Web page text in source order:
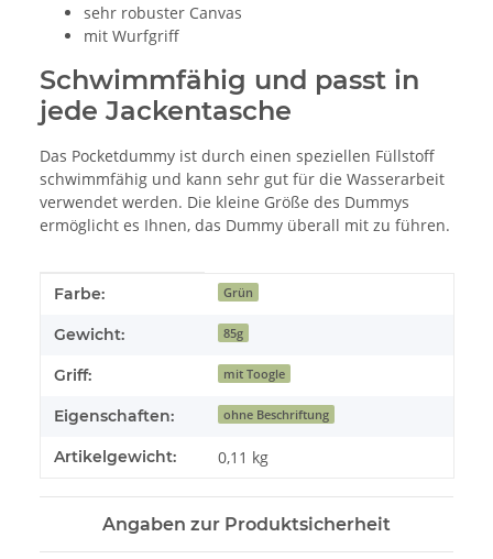
sehr robuster Canvas
mit Wurfgriff
Schwimmfähig und passt in
jede Jackentasche
Das Pocketdummy ist durch einen speziellen Füllstoff
schwimmfähig und kann sehr gut für die Wasserarbeit
verwendet werden. Die kleine Größe des Dummys
ermöglicht es Ihnen, das Dummy überall mit zu führen.
Produkteigenschaft
Wert
Farbe: Grün
Gewicht: 85g
Griff: mit Toogle
Eigenschaften: ohne Beschriftung
Artikelgewicht: 0,11 kg
Angaben zur Produktsicherheit